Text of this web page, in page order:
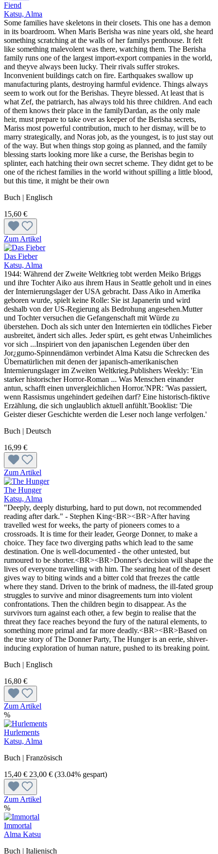
Fiend
Katsu, Alma
Some families have skeletons in their closets. This one has a demon
in its boardroom. When Maris Berisha was nine years old, she heard
something scratching at the walls of her familys penthouse. It felt
like something malevolent was there, watching them. The Berisha
family runs one of the largest import-export companies in the world,
and theyve always been lucky. Their rivals suffer strokes.
Inconvenient buildings catch on fire. Earthquakes swallow up
manufacturing plants, destroying harmful evidence. Things always
seem to work out for the Berishas. Theyre blessed. At least that is
what Zef, the patriarch, has always told his three children. And each
of them knows their place in the familyDardan, as the only male
heir, must prepare to take over as keeper of the Berisha secrets,
Mariss most powerful contribution, much to her dismay, will be to
marry strategically, and Noras job, as the youngest, is to just stay out
of the way. But when things stop going as planned, and the family
blessing starts looking more like a curse, the Berishas begin to
splinter, each hatching their own secret scheme. They didnt get to be
one of the richest families in the world without spilling a little blood,
but this time, it might be their own
Buch | Englisch
15,60 €
Zum Artikel
Das Fieber
Katsu, Alma
1944: Während der Zweite Weltkrieg tobt werden Meiko Briggs
und ihre Tochter Aiko aus ihrem Haus in Seattle geholt und in eines
der Internierungslager der USA gebracht. Dass Aiko in Amerika
geboren wurde, spielt keine Rolle: Sie ist Japanerin und wird
deshalb von der US-Regierung als Bedrohung angesehen.Mutter
und Tochter versuchen die Gefangenschaft mit Würde zu
überstehen. Doch als sich unter den Internierten ein tödliches Fieber
ausbreitet, ändert sich alles. Jeder spürt, es geht etwas Unheimliches
vor sich ...Inspiriert von den japanischen Legenden über den
Jor¿gumo-Spinnendämon verbindet Alma Katsu die Schrecken des
Übernatürlichen mit denen der japanisch-amerikanischen
Internierungslager im Zweiten Weltkrieg.Publishers Weekly: 'Ein
starker historischer Horror-Roman ... Was Menschen einander
antun, schafft einen unvergleichlichen Horror.'NPR: 'Was passiert,
wenn Rassismus ungehindert gedeihen darf? Eine historisch-fiktive
Erzählung, die sich unglaublich aktuell anfühlt.'Booklist: 'Die
Geister dieser Geschichte werden die Leser noch lange verfolgen.'
Buch | Deutsch
16,99 €
Zum Artikel
The Hunger
Katsu, Alma
"Deeply, deeply disturbing, hard to put down, not recommended
reading after dark." - Stephen King<BR><BR>After having
travelled west for weeks, the party of pioneers comes to a
crossroads. It is time for their leader, George Donner, to make a
choice. They face two diverging paths which lead to the same
destination. One is well-documented - the other untested, but
rumoured to be shorter.<BR><BR>Donner's decision will shape the
lives of everyone travelling with him. The searing heat of the desert
gives way to biting winds and a bitter cold that freezes the cattle
where they stand. Driven to the brink of madness, the ill-fated group
struggles to survive and minor disagreements turn into violent
confrontations. Then the children begin to disappear. As the
survivors turn against each other, a few begin to realise that the
threat they face reaches beyond the fury of the natural elements, to
something more primal and far more deadly.<BR><BR>Based on
the true story of The Donner Party, The Hunger is an eerie, shiver-
inducing exploration of human nature, pushed to its breaking point.
Buch | Englisch
16,80 €
Zum Artikel
%
Hurlements
Katsu, Alma
Buch | Französisch
15,40 € 23,00 € (33.04% gespart)
Zum Artikel
%
Immortal
Alma Katsu
Buch | Italienisch